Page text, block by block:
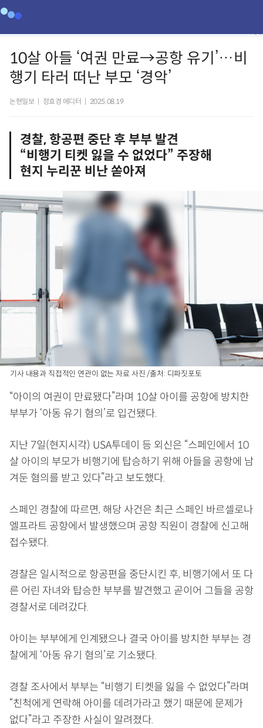
10살 아들 ‘여권 만료→공항 유기’…비
행기 타러 떠난 부모 ‘경악’
논현일보 정효경 에디터 2025.08.19
경찰, 항공편 중단 후 부부 발견
“비행기 티켓 잃을 수 없었다” 주장해
현지 누리꾼 비난 쏟아져
기사 내용과 직접적인 연관이 없는 자료 사진 /출처: 디파짓포토
“아이의 여권이 만료됐다”라며 10살 아이를 공항에 방치한
부부가 ‘아동 유기 혐의’로 입건됐다.
지난 7일(현지시각) USA투데이 등 외신은 “스페인에서 10
살 아이의 부모가 비행기에 탑승하기 위해 아들을 공항에 남
겨둔 혐의를 받고 있다”라고 보도했다.
스페인 경찰에 따르면, 해당 사건은 최근 스페인 바르셀로나
엘프라트 공항에서 발생했으며 공항 직원이 경찰에 신고해
접수됐다.
경찰은 일시적으로 항공편을 중단시킨 후, 비행기에서 또 다
른 어린 자녀와 탑승한 부부를 발견했고 곧이어 그들을 공항
경찰서로 데려갔다.
아이는 부부에게 인계됐으나 결국 아이를 방치한 부부는 경
찰에게 ‘아동 유기 혐의’로 기소됐다.
경찰 조사에서 부부는 “비행기 티켓을 잃을 수 없었다”라며
“친척에게 연락해 아이를 데려가라고 했기 때문에 문제가
없다”라고 주장한 사실이 알려졌다.